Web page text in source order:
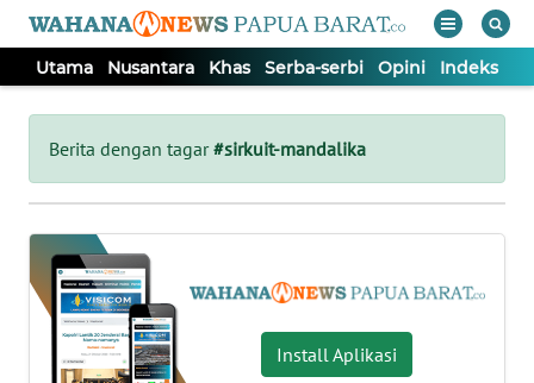
Utama Nusantara Khas Serba-serbi Opini Indeks
Berita dengan tagar#sirkuit-mandalika
Install Aplikasi
Tutup
UTAMA
NUSANTARA
KHAS